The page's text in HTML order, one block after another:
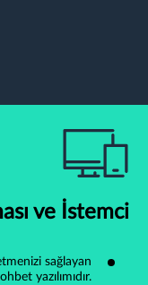
ve İstemci
sağlayan
yazılımıdır.